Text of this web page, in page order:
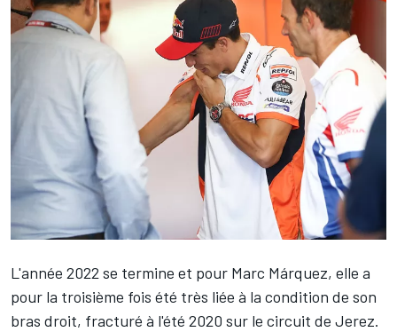
L'année 2022 se termine et pour Marc Márquez, elle a
pour la troisième fois été très liée à la condition de son
bras droit, fracturé à l'été 2020 sur le circuit de Jerez.